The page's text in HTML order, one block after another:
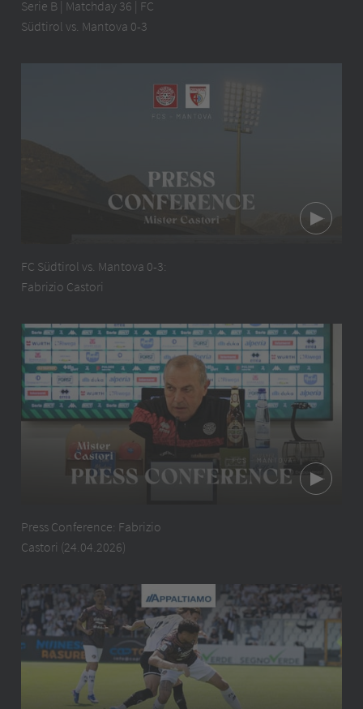
Serie B | Matchday 36 | FC
Südtirol vs. Mantova 0-3
FC Südtirol vs. Mantova 0-3:
Fabrizio Castori
Press Conference: Fabrizio
Castori (24.04.2026)